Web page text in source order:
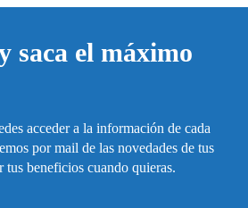
saca el máximo
acceder a la información de cada
por mail de las novedades de tus
tus beneficios cuando quieras.